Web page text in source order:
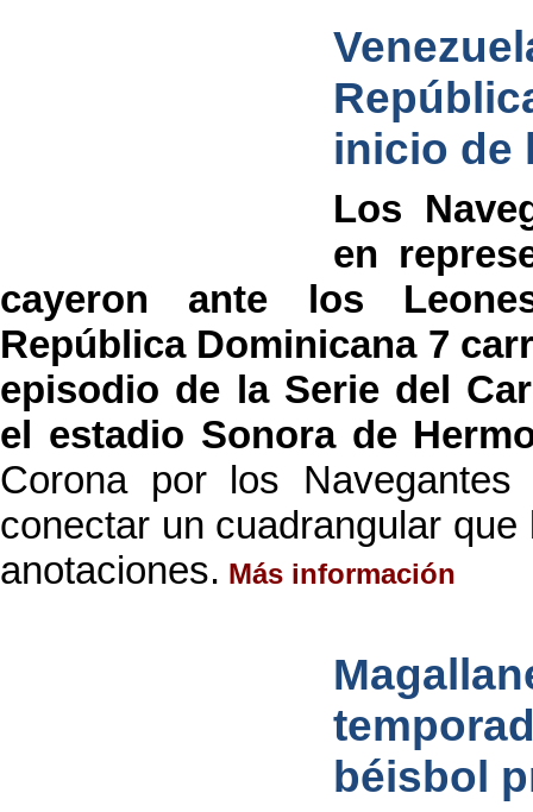
inicio de
Los
en
cayeron ante los
República Dominicana 7
episodio de la Serie del
el estadio Sonora de
Corona por los
conectar un cuadrangular
anotaciones. Más información
béisbol